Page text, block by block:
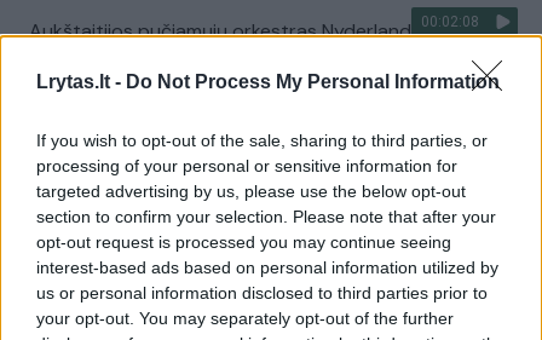
Lrytas.lt - Do Not Process My Personal Information
If you wish to opt-out of the sale, sharing to third parties, or
processing of your personal or sensitive information for
targeted advertising by us, please use the below opt-out
section to confirm your selection. Please note that after your
opt-out request is processed you may continue seeing
interest-based ads based on personal information utilized by
us or personal information disclosed to third parties prior to
your opt-out. You may separately opt-out of the further
00:02:08
Aukštaitijos pučiamųjų orkestras Nyderlanduose
Visi įrašai
Žiūrimiausi įrašai